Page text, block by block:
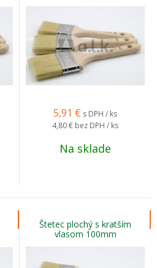
5,91 € s DPH / ks
4,80 € bez DPH / ks
Na sklade
Štetec plochý s kratším
vlasom 100mm